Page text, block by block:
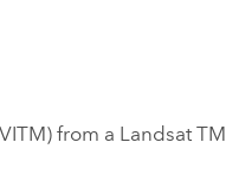
from a Landsat TM